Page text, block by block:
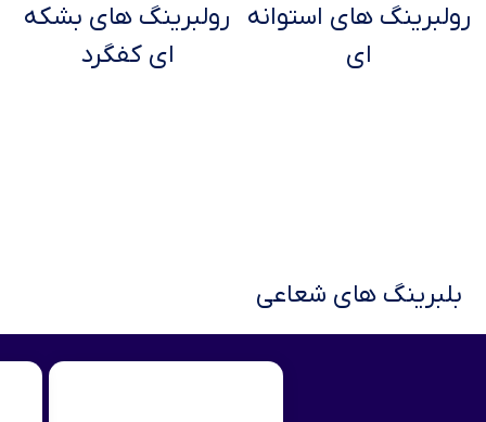
رولبرینگ های استوانه
ای
رولبرینگ های بشکه
ای کفگرد
بلبرینگ های شعاعی